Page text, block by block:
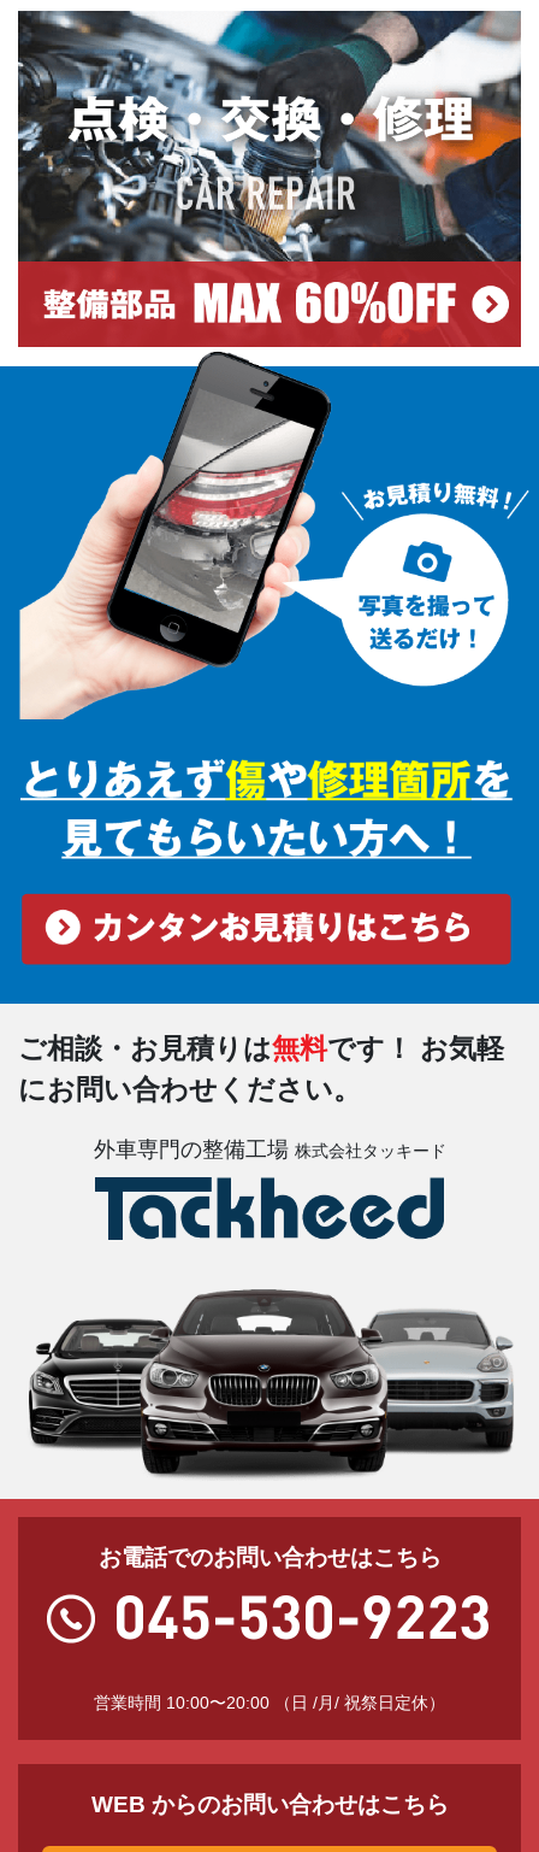
ご相談・お見積りは無料です！
お気軽
にお問い合わせください。
外車専門の整備工場 株式会社タッキード
お電話でのお問い合わせはこちら
営業時間 10:00〜20:00 （日 /月/ 祝祭日定休）
WEB からのお問い合わせはこちら